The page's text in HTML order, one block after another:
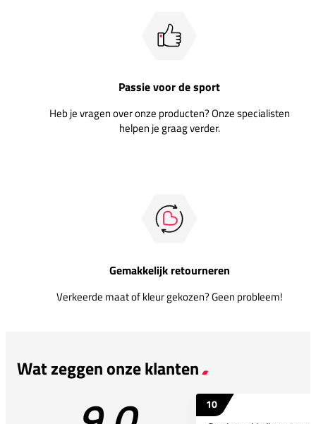
Passie voor de sport
Heb je vragen over onze producten? Onze specialisten
helpen je graag verder.
Gemakkelijk retourneren
Verkeerde maat of kleur gekozen? Geen probleem!
Wat zeggen onze klanten
10